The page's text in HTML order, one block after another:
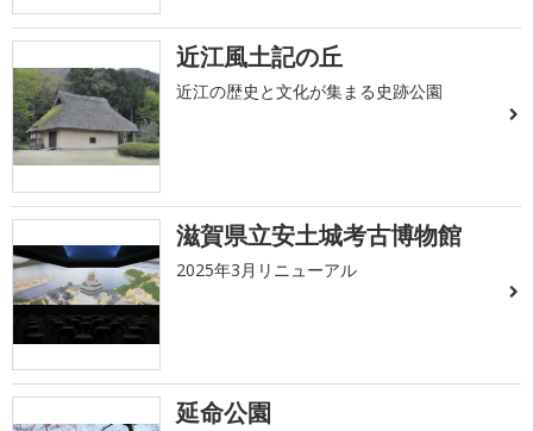
近江風土記の丘
近江の歴史と文化が集まる史跡公園
滋賀県立安土城考古博物館
2025年3月リニューアル
延命公園